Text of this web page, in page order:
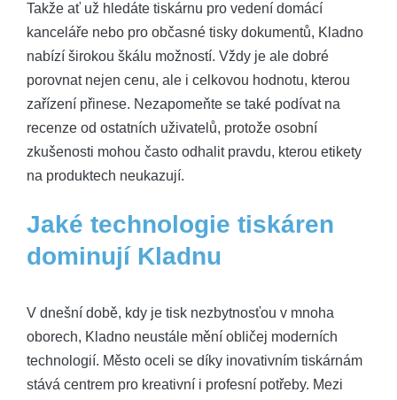
Takže ať už hledáte tiskárnu pro vedení domácí
kanceláře nebo pro občasné tisky dokumentů, Kladno
nabízí širokou škálu možností. Vždy je ale dobré
porovnat nejen cenu, ale i celkovou hodnotu, kterou
zařízení přinese. Nezapomeňte se také podívat na
recenze od ostatních uživatelů, protože osobní
zkušenosti mohou často odhalit pravdu, kterou etikety
na produktech neukazují.
Jaké technologie tiskáren
dominují Kladnu
V dnešní době, kdy je tisk nezbytnosťou v mnoha
oborech, Kladno neustále mění obličej moderních
technologií. Město oceli se díky inovativním tiskárnám
stává centrem pro kreativní i profesní potřeby. Mezi